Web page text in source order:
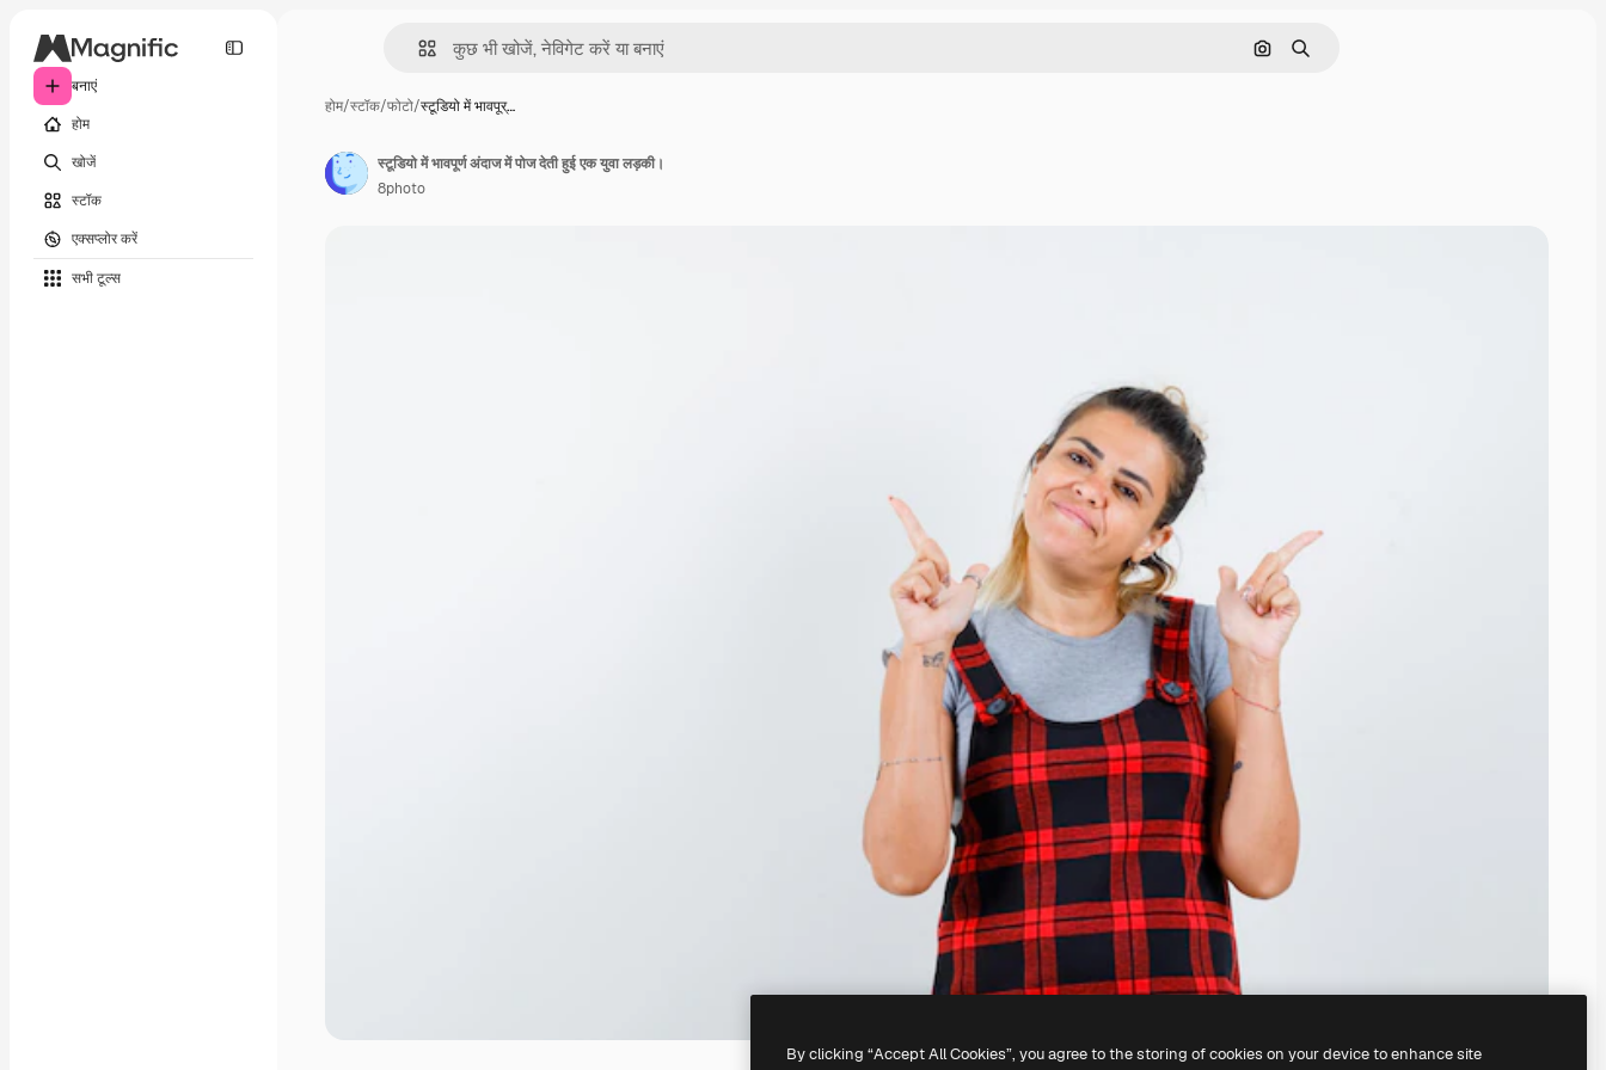
बनाएं
होम
खोजें
स्टॉक
एक्सप्लोर करें
सभी टूल्‍स
इमेज से खोजें
खोजें
होम/स्टॉक/फोटो/स्टूडियो में भावपूर्…
स्टूडियो में भावपूर्ण अंदाज में पोज देती हुई एक युवा लड़की।
8photo
By clicking “Accept All Cookies”, you agree to the storing of cookies on your device to enhance site